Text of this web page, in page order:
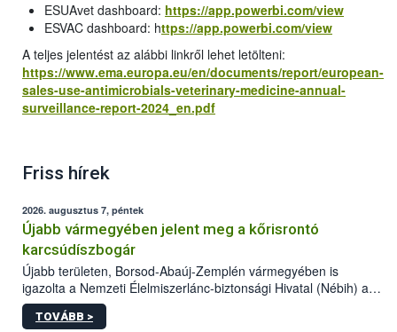
ESUAvet dashboard: https://app.powerbi.com/view
ESVAC dashboard: https://app.powerbi.com/view
A teljes jelentést az alábbi linkről lehet letölteni:
https://www.ema.europa.eu/en/documents/report/european-
sales-use-antimicrobials-veterinary-medicine-annual-
surveillance-report-2024_en.pdf
Friss hírek
2026. augusztus 7, péntek
Újabb vármegyében jelent meg a kőrisrontó
karcsúdíszbogár
Újabb területen, Borsod-Abaúj-Zemplén vármegyében is
igazolta a Nemzeti Élelmiszerlánc-biztonsági Hivatal (Nébih) a
kőrisrontó karcsúdíszbogár (Agrilus planipennis) jelenlétét. A
kártevőt nem csak színcsapdában találták meg, de már fertőzött
TOVÁBB >